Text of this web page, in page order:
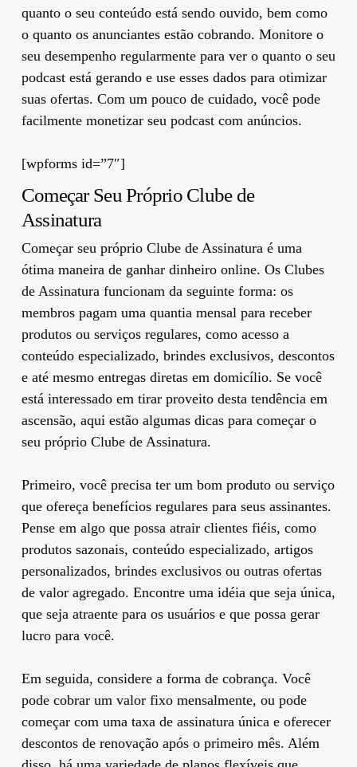
quanto o seu conteúdo está sendo ouvido, bem como
o quanto os anunciantes estão cobrando. Monitore o
seu desempenho regularmente para ver o quanto o seu
podcast está gerando e use esses dados para otimizar
suas ofertas. Com um pouco de cuidado, você pode
facilmente monetizar seu podcast com anúncios.
[wpforms id=”7″]
Começar Seu Próprio Clube de
Assinatura
Começar seu próprio Clube de Assinatura é uma
ótima maneira de ganhar dinheiro online. Os Clubes
de Assinatura funcionam da seguinte forma: os
membros pagam uma quantia mensal para receber
produtos ou serviços regulares, como acesso a
conteúdo especializado, brindes exclusivos, descontos
e até mesmo entregas diretas em domicílio. Se você
está interessado em tirar proveito desta tendência em
ascensão, aqui estão algumas dicas para começar o
seu próprio Clube de Assinatura.
Primeiro, você precisa ter um bom produto ou serviço
que ofereça benefícios regulares para seus assinantes.
Pense em algo que possa atrair clientes fiéis, como
produtos sazonais, conteúdo especializado, artigos
personalizados, brindes exclusivos ou outras ofertas
de valor agregado. Encontre uma idéia que seja única,
que seja atraente para os usuários e que possa gerar
lucro para você.
Em seguida, considere a forma de cobrança. Você
pode cobrar um valor fixo mensalmente, ou pode
começar com uma taxa de assinatura única e oferecer
descontos de renovação após o primeiro mês. Além